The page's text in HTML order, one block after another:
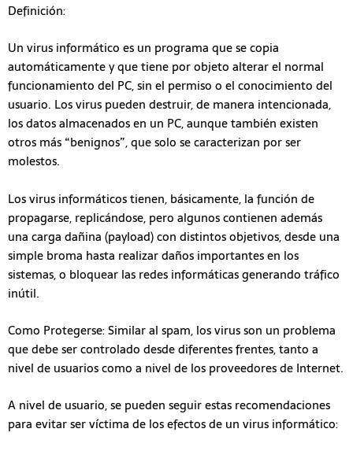
Definición:
Un virus informático es un programa que se copia
automáticamente y que tiene por objeto alterar el normal
funcionamiento del PC, sin el permiso o el conocimiento del
usuario. Los virus pueden destruir, de manera intencionada,
los datos almacenados en un PC, aunque también existen
otros más “benignos”, que solo se caracterizan por ser
molestos.
Los virus informáticos tienen, básicamente, la función de
propagarse, replicándose, pero algunos contienen además
una carga dañina (payload) con distintos objetivos, desde una
simple broma hasta realizar daños importantes en los
sistemas, o bloquear las redes informáticas generando tráfico
inútil.
Como Protegerse: Similar al spam, los virus son un problema
que debe ser controlado desde diferentes frentes, tanto a
nivel de usuarios como a nivel de los proveedores de Internet.
A nivel de usuario, se pueden seguir estas recomendaciones
para evitar ser víctima de los efectos de un virus informático: